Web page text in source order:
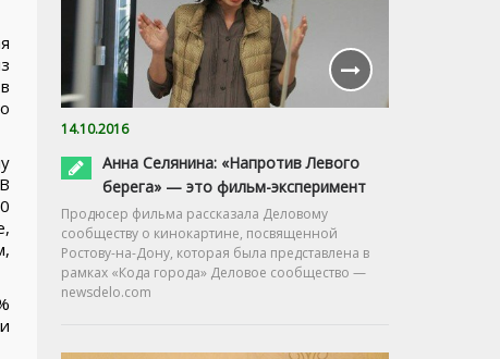
14.10.2016
Анна Селянина: «Напротив Левого
берега» — это фильм-эксперимент
Продюсер фильма рассказала Деловому
сообществу о кинокартине, посвященной
Ростову-на-Дону, которая была представлена в
рамках «Кода города» Деловое сообщество —
newsdelo.com